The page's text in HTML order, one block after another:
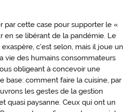
par cette case pour supporter le «
en se libérant de la pandémie. Le
c'est selon, mais il joue un
vie des humains consommateurs
obligeant à concevoir une
base: comment faire la cuisine, par
les gestes de la gestion
quasi paysanne. Ceux qui ont un